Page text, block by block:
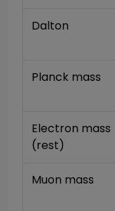
Dalton
Planck mass
Electron mass
(rest)
Muon mass